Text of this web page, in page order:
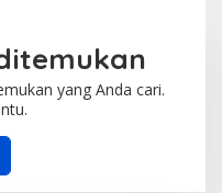
yang Anda cari.